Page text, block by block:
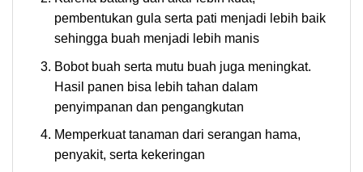
pembentukan gula serta pati menjadi lebih baik
sehingga buah menjadi lebih manis
Bobot buah serta mutu buah juga meningkat.
Hasil panen bisa lebih tahan dalam
penyimpanan dan pengangkutan
Memperkuat tanaman dari serangan hama,
penyakit, serta kekeringan